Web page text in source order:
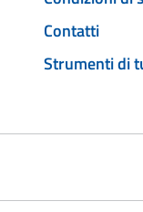
Contatti
Strumenti di